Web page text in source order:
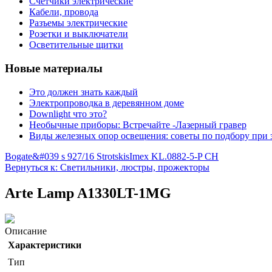
Кабели, провода
Разъемы электрические
Розетки и выключатели
Осветительные щитки
Новые материалы
Это должен знать каждый
Электропроводка в деревянном доме
Downlight что это?
Необычные приборы: Встречайте -Лазерный гравер
Виды железных опор освещения: советы по подбору при
Bogate&#039 s 927/16 StrotskisImex KL.0882-5-P CH
Вернуться к: Светильники, люстры, прожекторы
Arte Lamp A1330LT-1MG
Описание
Характеристики
Тип